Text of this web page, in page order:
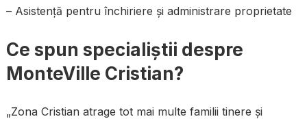
– Asistență pentru închiriere și administrare proprietate
Ce spun specialiștii despre
MonteVille Cristian?
„Zona Cristian atrage tot mai multe familii tinere și